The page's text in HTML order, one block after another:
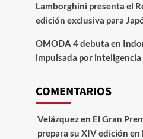
Lamborghini presenta el
edición exclusiva para
OMODA 4 debuta en
impulsada por
COMENTARIOS
Velázquezen El Gran
prepara su XIV edición